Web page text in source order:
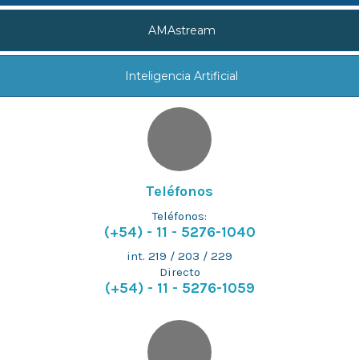
AMAstream
Inteligencia Artificial
Teléfonos
Teléfonos:
(+54) - 11 - 5276-1040
int. 219 / 203 / 229
Directo
(+54) - 11 - 5276-1059